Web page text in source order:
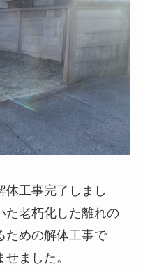
体工事完了しまし
老朽化した離れの
ための解体工事で
ました。